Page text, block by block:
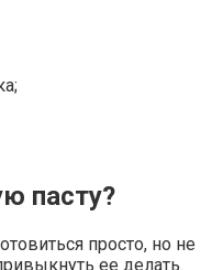
пасту?
просто, но не
ее делать.